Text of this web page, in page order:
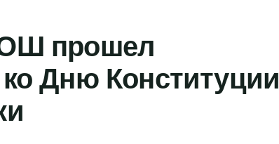
прошел
Дню Конституции